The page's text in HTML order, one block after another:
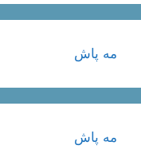
مه پاش
مه پاش